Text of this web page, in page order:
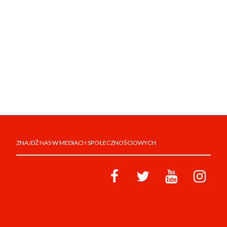
ZNAJDŹ NAS W MEDIACH SPOŁECZNOŚCIOWYCH